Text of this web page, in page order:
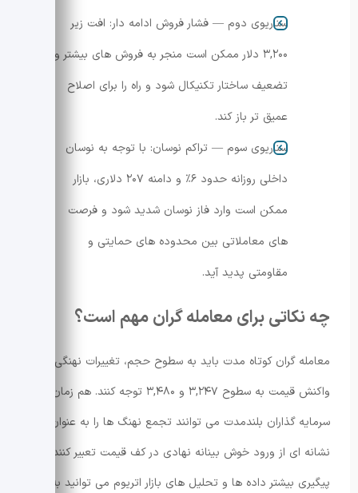
سناریوی دوم — فشار فروش ادامه دار: افت زیر
۳,۲۰۰ دلار ممکن است منجر به فروش های بیشتر و
تضعیف ساختار تکنیکال شود و راه را برای اصلاح
عمیق تر باز کند.
سناریوی سوم — تراکم نوسان: با توجه به نوسان
داخلی روزانه حدود ۶٪ و دامنه ۲۰۷ دلاری، بازار
ممکن است وارد فاز نوسان شدید شود و فرصت
های معاملاتی بین محدوده های حمایتی و
مقاومتی پدید آید.
چه نکاتی برای معامله گران مهم است؟
معامله گران کوتاه مدت باید به سطوح حجم، تغییرات نهنگی و
واکنش قیمت به سطوح ۳,۲۴۷ و ۳,۴۸۰ توجه کنند. هم زمان،
سرمایه گذاران بلندمدت می توانند تجمع نهنگ ها را به عنوان
نشانه ای از ورود خوش بینانه نهادی در کف قیمت تعبیر کنند. برای
پیگیری بیشتر داده ها و تحلیل های بازار اتریوم می توانید به